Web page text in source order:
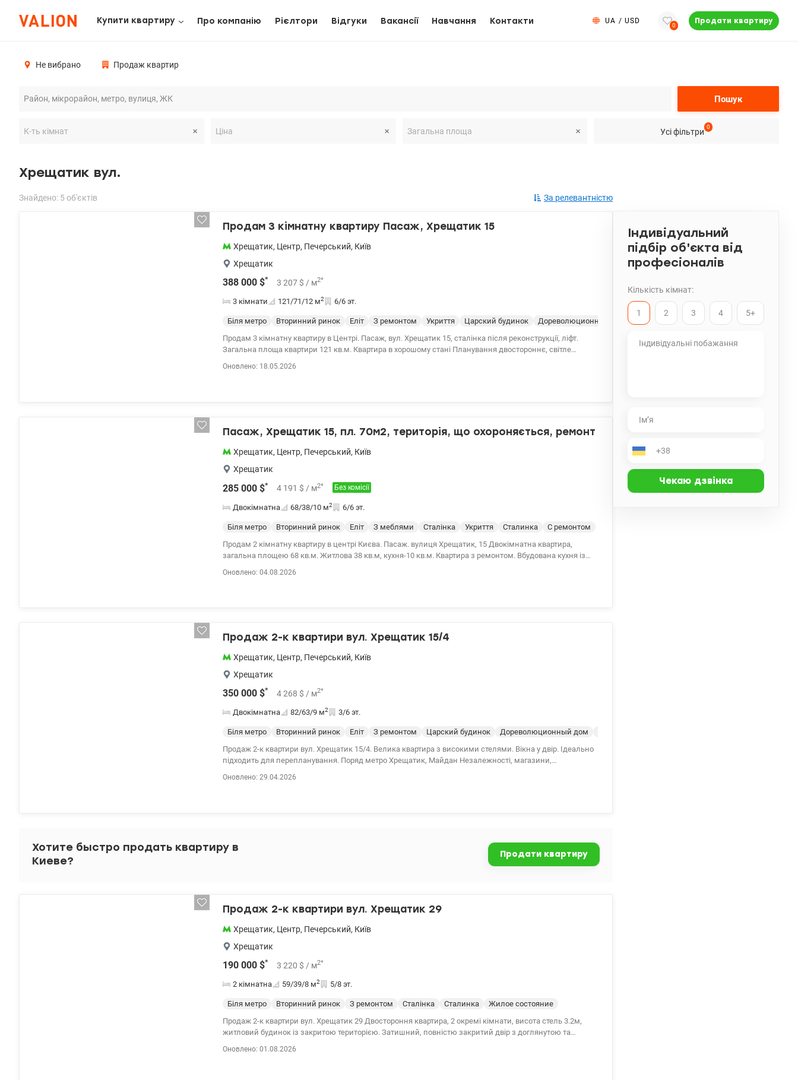
Купити квартиру Про компанію Рієлтори Відгуки Вакансії Навчання Контакти UA / USD
0
Продати квартиру
Не вибрано Продаж квартир
Пошук
Усі фільтри
0
Хрещатик вул.
Знайдено: 5 об'єктів За релевантністю
Продам 3 кімнатну квартиру Пасаж, Хрещатик 15
Хрещатик, Центр, Печерський, Київ
Хрещатик
388 000 $* 3 207 $ / м2*
3 кімнати 121/71/12 м2 6/6 эт.
Біля метро Вторинний ринок Еліт З ремонтом Укриття Царский будинок Дореволюционный дом
Жилое состояние
Продам 3 кімнатну квартиру в Центрі. Пасаж, вул. Хрещатик 15, сталінка після реконструкції, ліфт.
Загальна площа квартири 121 кв.м. Квартира в хорошому стані Планування двостороннє, світле
Оновлено: 18.05.2026
Пасаж, Хрещатик 15, пл. 70м2, територія, що охороняється, ремонт
Хрещатик, Центр, Печерський, Київ
Хрещатик
285 000 $* 4 191 $ / м2* Без комісії
Двокімнатна 68/38/10 м2 6/6 эт.
Біля метро Вторинний ринок Еліт З меблями Сталінка Укриття Сталинка
С ремонтом
Продам 2 кімнатну квартиру в центрі Києва. Пасаж. вулиця Хрещатик, 15 Двокімнатна квартира,
загальна площею 68 кв.м. Житлова 38 кв.м, кухня-10 кв.м. Квартира з ремонтом. Вбудована кухня із
Оновлено: 04.08.2026
Продаж 2-к квартири вул. Хрещатик 15/4
Хрещатик, Центр, Печерський, Київ
Хрещатик
350 000 $* 4 268 $ / м2*
Двокімнатна 82/63/9 м2 3/6 эт.
Біля метро Вторинний ринок Еліт З ремонтом Царский будинок Дореволюционный дом
Продаж 2-к квартири вул. Хрещатик 15/4. Велика квартира з високими стелями. Вікна у двір. Ідеально
підходить для перепланування. Поряд метро Хрещатик, Майдан Незалежності, магазини,
Оновлено: 29.04.2026
Хотите быстро продать квартиру в
Киеве?
Продати квартиру
Продаж 2-к квартири вул. Хрещатик 29
Хрещатик, Центр, Печерський, Київ
Хрещатик
190 000 $* 3 220 $ / м2*
2 кімнатна 59/39/8 м2 5/8 эт.
Біля метро Вторинний ринок З ремонтом Сталінка Сталинка
Жилое состояние
Продаж 2-к квартири вул. Хрещатик 29 Двостороння квартира, 2 окремі кімнати, висота стель 3.2м,
житловий будинок із закритою територією. Затишний, повністю закритий двір з доглянутою та
Оновлено: 01.08.2026
Індивідуальний
підбір об'єкта від
професіоналів
Кількість кімнат:
1 2 3 4 5+